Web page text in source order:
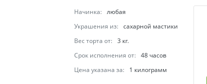
Начинка: любая
Украшения из: сахарной мастики
Вес торта от: 3 кг.
Срок исполнения от: 48 часов
Цена указана за:
1 килограмм